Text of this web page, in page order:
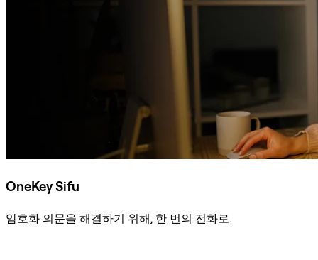
OneKey Sifu
암호화 의문을 해결하기 위해, 한 번의 전화로.